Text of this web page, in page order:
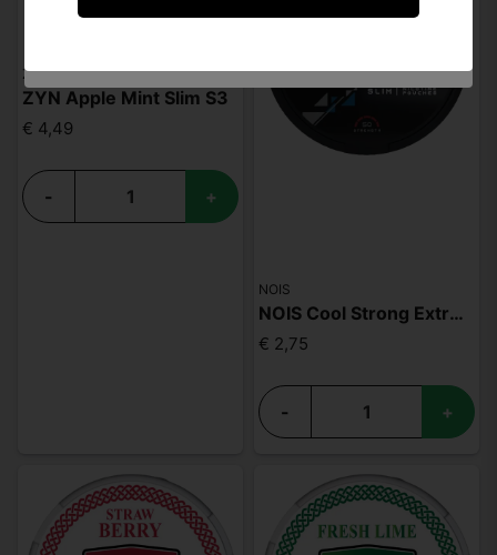
ZYN
ZYN Apple Mint Slim S3
€ 4,49
- +
NOIS
NOIS Cool Strong Extreme 50mg
€ 2,75
- +
Ich bin unter 18 Jahre alt.